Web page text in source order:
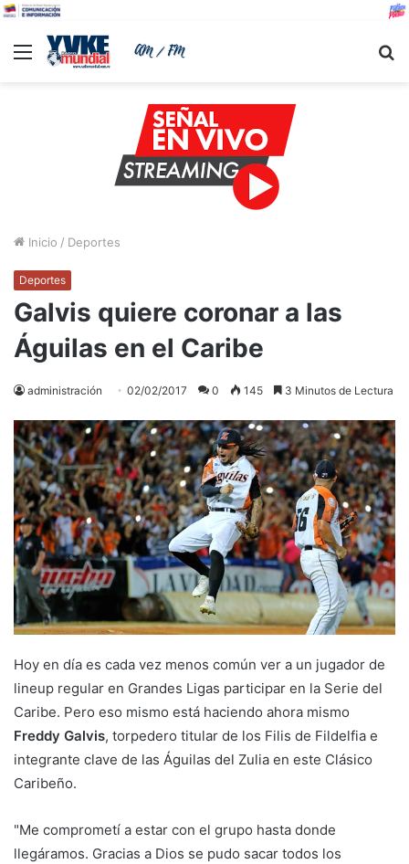
Menu
Inicio / Deportes
Deportes
Galvis quiere coronar a las
Águilas en el Caribe
administración 02/02/2017 0 145 3 Minutos de Lectura
Hoy en día es cada vez menos común ver a un jugador de
lineup regular en Grandes Ligas participar en la Serie del
Caribe. Pero eso mismo está haciendo ahora mismo
Freddy Galvis, torpedero titular de los Filis de Fildelfia e
integrante clave de las Águilas del Zulia en este Clásico
Caribeño.
"Me comprometí a estar con el grupo hasta donde
llegáramos. Gracias a Dios se pudo sacar todos los